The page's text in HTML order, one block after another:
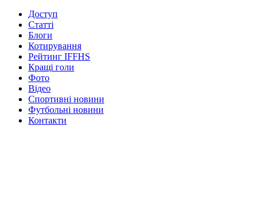
Доступ
Статті
Блоги
Котирування
Рейтинг IFFHS
Кращі голи
Фото
Відео
Спортивні новини
Футбольні новини
Контакти